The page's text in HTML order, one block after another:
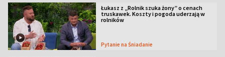
Łukasz z „Rolnik szuka żony” o cenach
truskawek. Koszty i pogoda uderzają w
rolników
Pytanie na Śniadanie